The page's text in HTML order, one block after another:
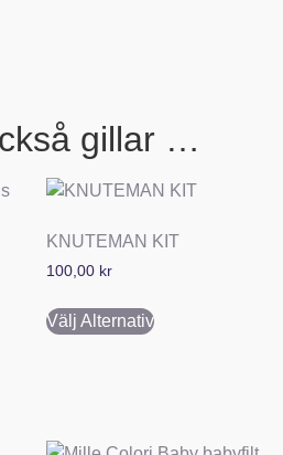
gillar …
KNUTEMAN KIT
100,00 kr
Välj Alternativ